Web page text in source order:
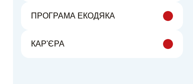
ПРОГРАМА ЕКОДЯКА
КАР'ЄРА